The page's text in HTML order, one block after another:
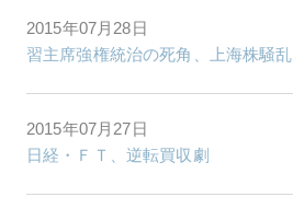
2015年07月28日
習主席強権統治の死角、上海株騒乱
2015年07月27日
日経・ＦＴ、逆転買収劇